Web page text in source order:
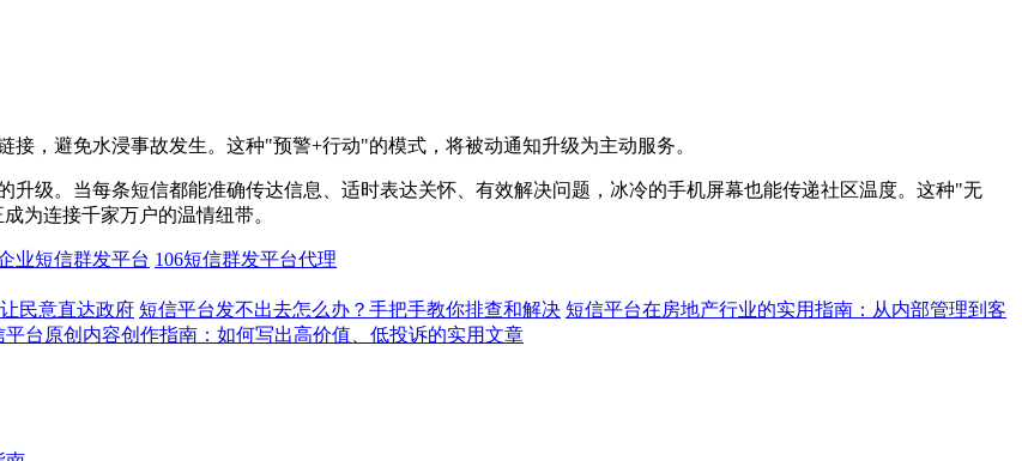
，避免水浸事故发生。这种"预警+行动"的模式，将被动通知升级为主动服务。
级。当每条短信都能准确传达信息、适时表达关怀、有效解决问题，冰冷的手机屏幕也能传递社区温度。这种"无
为连接千家万户的温情纽带。
业短信群发平台 106短信群发平台代理
民意直达政府 短信平台发不出去怎么办？手把手教你排查和解决 短信平台在房地产行业的实用指南：从内部管理到客
平台原创内容创作指南：如何写出高价值、低投诉的实用文章